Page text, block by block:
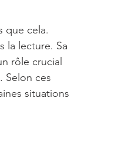
que cela.
la lecture. Sa
rôle crucial
Selon ces
situations